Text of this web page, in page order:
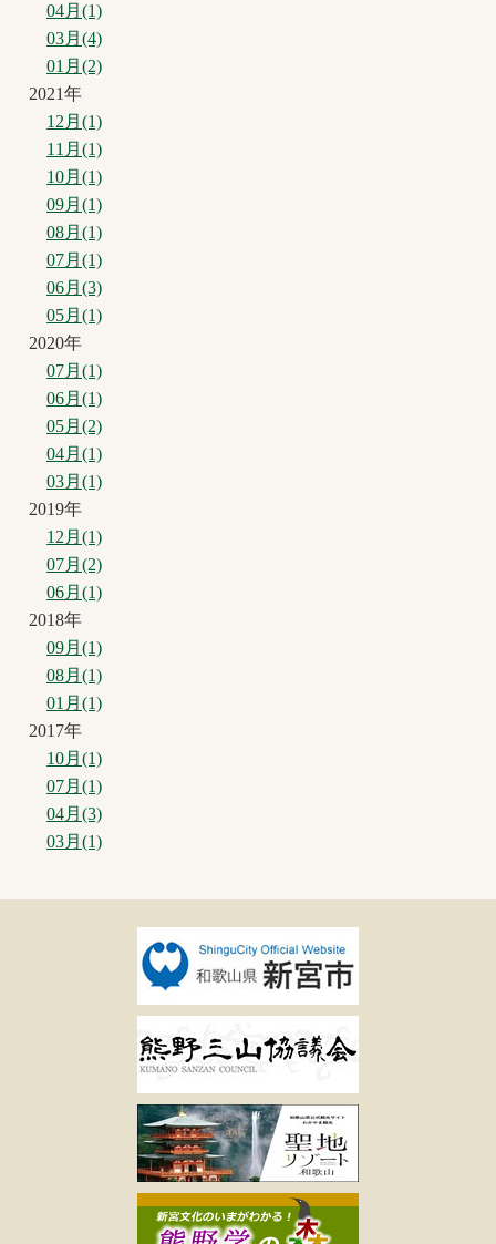
04月(1)
03月(4)
01月(2)
2021年
12月(1)
11月(1)
10月(1)
09月(1)
08月(1)
07月(1)
06月(3)
05月(1)
2020年
07月(1)
06月(1)
05月(2)
04月(1)
03月(1)
2019年
12月(1)
07月(2)
06月(1)
2018年
09月(1)
08月(1)
01月(1)
2017年
10月(1)
07月(1)
04月(3)
03月(1)